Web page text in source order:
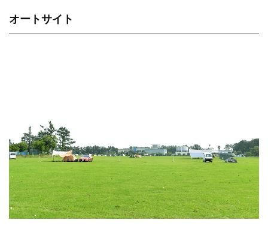
オートサイト